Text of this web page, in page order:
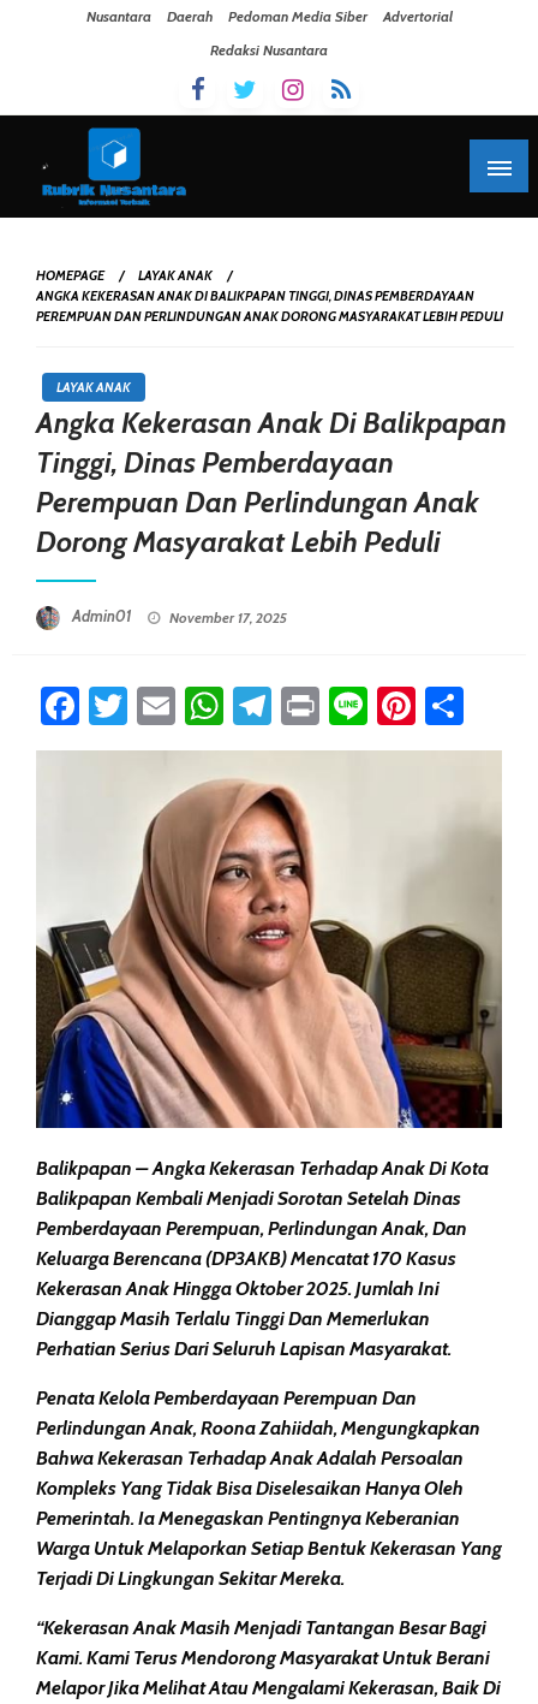
Nusantara Daerah Pedoman Media Siber
Advertorial
Redaksi Nusantara
HOMEPAGE
LAYAK ANAK
ANGKA KEKERASAN ANAK DI BALIKPAPAN TINGGI, DINAS PEMBERDAYAAN
PEREMPUAN DAN PERLINDUNGAN ANAK DORONG MASYARAKAT LEBIH PEDULI
LAYAK ANAK
Angka Kekerasan Anak Di Balikpapan
Tinggi, Dinas Pemberdayaan
Perempuan Dan Perlindungan Anak
Dorong Masyarakat Lebih Peduli
Admin01 November 17, 2025
Facebook
Twitter
EmailWhatsApp
Telegram
PrintLine
Balikpapan – Angka Kekerasan Terhadap Anak Di Kota
Balikpapan Kembali Menjadi Sorotan Setelah Dinas
Pemberdayaan Perempuan, Perlindungan Anak, Dan
Keluarga Berencana (DP3AKB) Mencatat 170 Kasus
Kekerasan Anak Hingga Oktober 2025. Jumlah Ini
Dianggap Masih Terlalu Tinggi Dan Memerlukan
Perhatian Serius Dari Seluruh Lapisan Masyarakat.
Penata Kelola Pemberdayaan Perempuan Dan
Perlindungan Anak, Roona Zahiidah, Mengungkapkan
Bahwa Kekerasan Terhadap Anak Adalah Persoalan
Kompleks Yang Tidak Bisa Diselesaikan Hanya Oleh
Pemerintah. Ia Menegaskan Pentingnya Keberanian
Warga Untuk Melaporkan Setiap Bentuk Kekerasan Yang
Terjadi Di Lingkungan Sekitar Mereka.
“Kekerasan Anak Masih Menjadi Tantangan Besar Bagi
Kami. Kami Terus Mendorong Masyarakat Untuk Berani
Melapor Jika Melihat Atau Mengalami Kekerasan, Baik Di